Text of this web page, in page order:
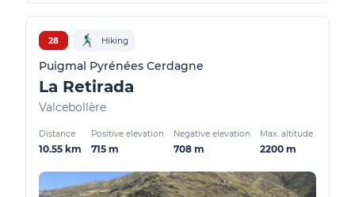
28 Hiking
Puigmal Pyrénées Cerdagne
La Retirada
Valcebollère
Distance
10.55 km
Positive elevation
715 m
Negative elevation
708 m
Max. altitude
2200 m